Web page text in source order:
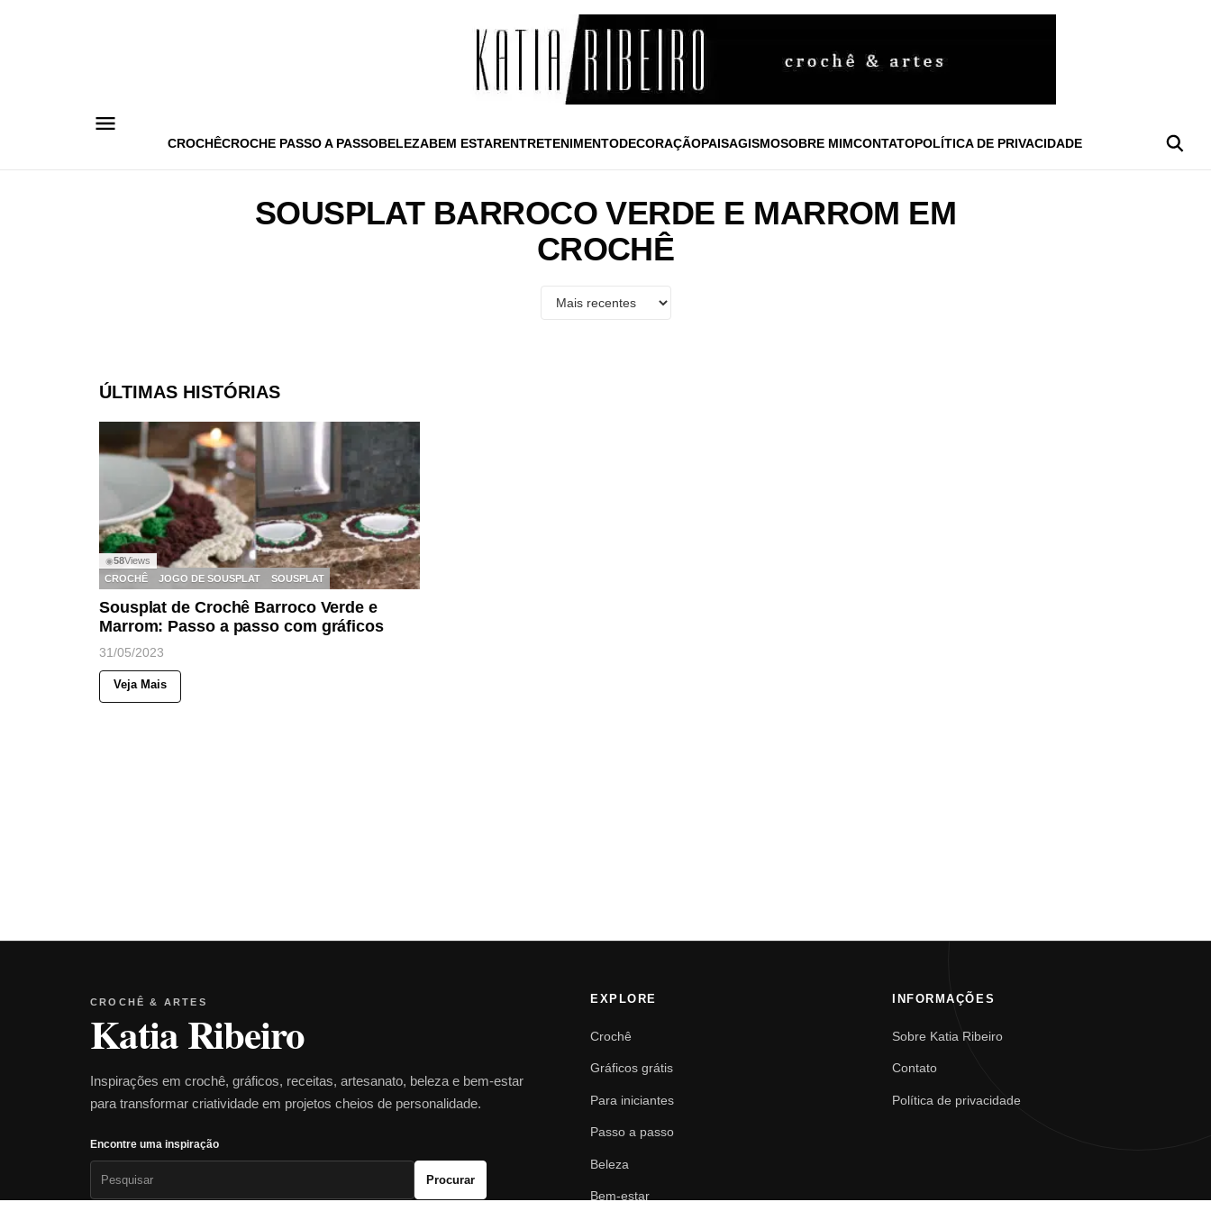
CROCHÊCROCHE PASSO A PASSOBELEZABEM ESTARENTRETENIMENTODECORAÇÃOPAISAGISMOSOBRE MIMCONTATOPOLÍTICA DE PRIVACIDADE
SOUSPLAT BARROCO VERDE E MARROM EM
CROCHÊ
ÚLTIMAS HISTÓRIAS
◉58Views
CROCHÊ
JOGO DE SOUSPLAT SOUSPLAT
Sousplat de Crochê Barroco Verde e
Marrom: Passo a passo com gráficos
31/05/2023
Veja Mais
CROCHÊ & ARTES
Katia Ribeiro
Inspirações em crochê, gráficos, receitas, artesanato, beleza e bem-estar
para transformar criatividade em projetos cheios de personalidade.
Encontre uma inspiração
Procurar
EXPLORE
Crochê
Gráficos grátis
Para iniciantes
Passo a passo
Beleza
Bem-estar
INFORMAÇÕES
Sobre Katia Ribeiro
Contato
Política de privacidade